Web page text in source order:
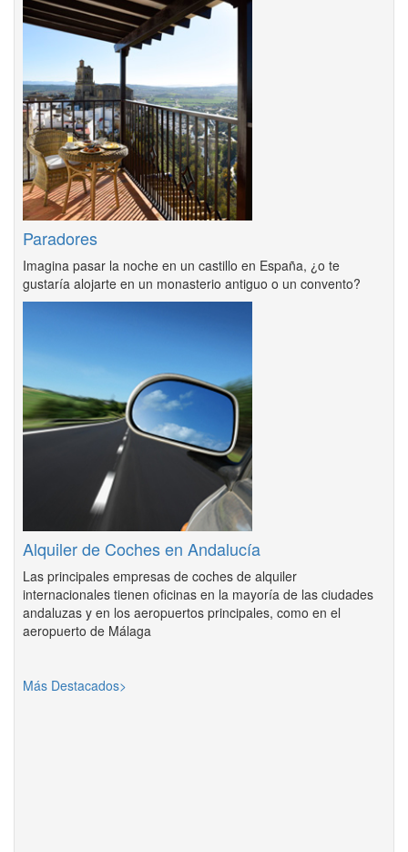
Paradores
Imagina pasar la noche en un castillo en España, ¿o te
gustaría alojarte en un monasterio antiguo o un convento?
Alquiler de Coches en Andalucía
Las principales empresas de coches de alquiler
internacionales tienen oficinas en la mayoría de las ciudades
andaluzas y en los aeropuertos principales, como en el
aeropuerto de Málaga
Más Destacados>